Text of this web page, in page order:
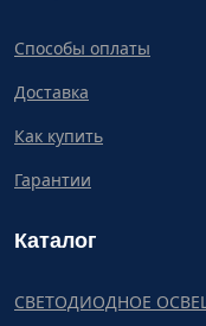
Способы оплаты
Доставка
Как купить
Гарантии
Каталог
СВЕТОДИОДНОЕ